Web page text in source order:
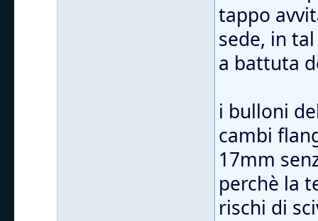
tappo
sede, in
a battuta
i bulloni
cambi
17mm
perchè la
rischi di